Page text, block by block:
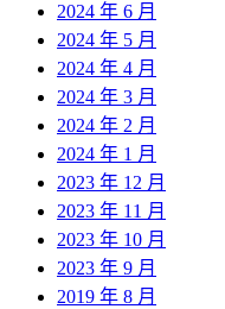
2024 年 6 月
2024 年 5 月
2024 年 4 月
2024 年 3 月
2024 年 2 月
2024 年 1 月
2023 年 12 月
2023 年 11 月
2023 年 10 月
2023 年 9 月
2019 年 8 月